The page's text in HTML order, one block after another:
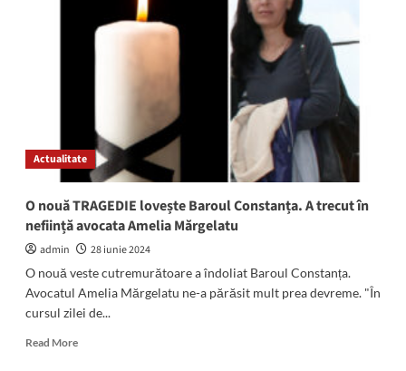
programa
pentru
tratamente
de
specialitate
Sanatoriul
Balnear
și
Recuperare
Mangalia
Actualitate
O nouă TRAGEDIE lovește Baroul Constanța. A trecut în
neființă avocata Amelia Mărgelatu
admin
28 iunie 2024
O nouă veste cutremurătoare a îndoliat Baroul Constanța.
Avocatul Amelia Mărgelatu ne-a părăsit mult prea devreme. "În
cursul zilei de...
Read MoreRead